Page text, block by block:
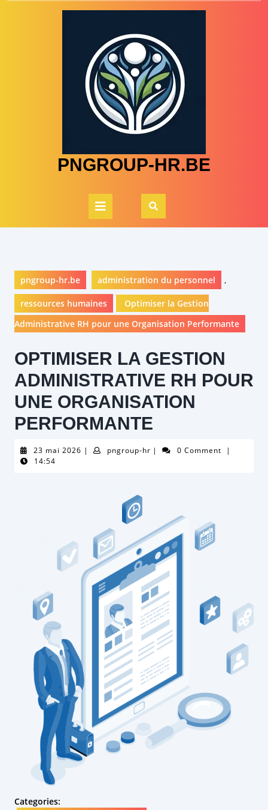
PNGROUP-HR.BE
Open
Button
pngroup-hr.be administration du personnel ,
ressources humaines
Optimiser la Gestion
Administrative RH pour une Organisation Performante
OPTIMISER LA GESTION
ADMINISTRATIVE RH POUR
UNE ORGANISATION
PERFORMANTE
23 mai 2026 23| pngroup-hrpngroup-
| 0 Comment
|
14:54
Categories: